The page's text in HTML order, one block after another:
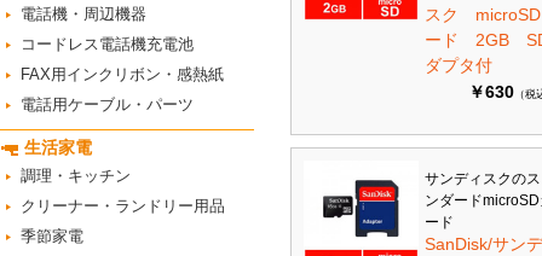
電話機・周辺機器
コードレス電話機充電池
FAX用インクリボン・感熱紙
電話用ケーブル・パーツ
生活家電
調理・キッチン
クリーナー・ランドリー用品
季節家電
スク
ード 2GB
ダプタ付
￥630 （税
サンディスクの
ンダード
ード
SanDisk/サン